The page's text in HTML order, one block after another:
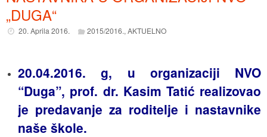
„DUGA“
20. Aprila 2016. 2015/2016.,AKTUELNO
20.04.2016. g, u organizaciji NVO
“Duga”, prof. dr. Kasim Tatić realizovao
je predavanje za roditelje i nastavnike
naše škole.